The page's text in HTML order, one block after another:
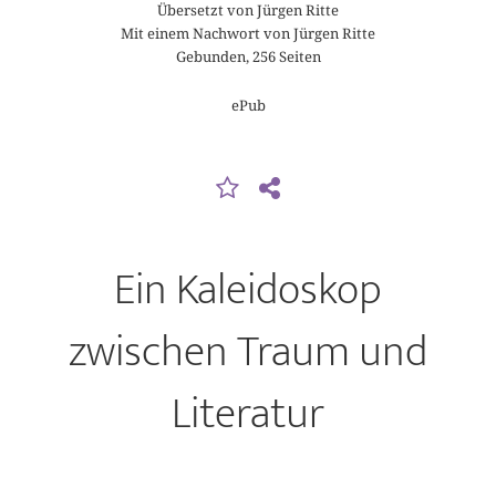
Übersetzt von Jürgen Ritte
Mit einem Nachwort von Jürgen Ritte
Gebunden, 256 Seiten
ePub
Ein Kaleidoskop
zwischen Traum und
Literatur